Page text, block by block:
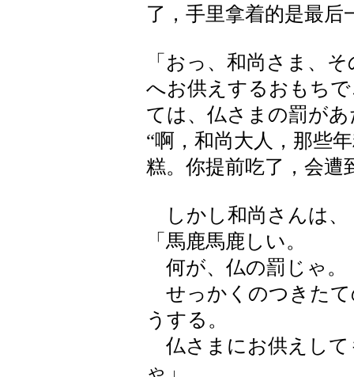
了，手里拿着的是最后
「おっ、和尚さま、
へお供えするおもち
ては、仏さまの罰が
“啊，和尚大人，那些
糕。你提前吃了，会遭
しかし和尚さんは、
「馬鹿馬鹿しい。
何が、仏の罰じゃ。
せっかくのつきたて
うする。
仏さまにお供えして
ゃ」